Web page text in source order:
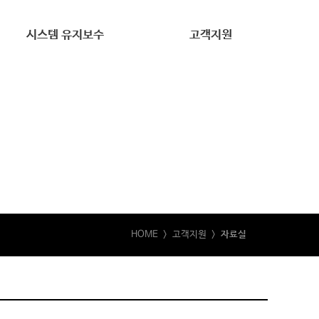
시스템 유지보수 고객지원
HOME > 고객지원 > 자료실